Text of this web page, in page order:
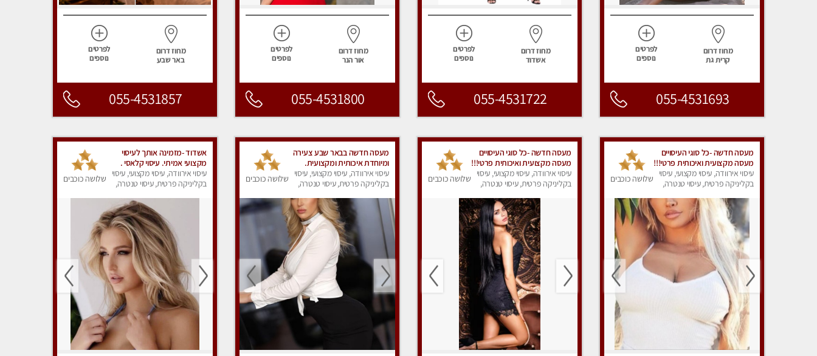
מחוז דרום
קרית גת
לפרטים
נוספים
055-4531693
מחוז דרום
אשדוד
לפרטים
נוספים
055-4531722
מחוז דרום
אור הנר
לפרטים
נוספים
055-4531800
מחוז דרום
באר שבע
לפרטים
נוספים
055-4531857
מעסה חדשה -כל סוגי העיסויים
מעסה מקצועית ואיכותית פרטי!!!
מומלץ לחלוטין!!
עיסוי אירוודה, עיסוי מקצועי, עיסוי
בקליניקה פרטית, עיסוי טנטרה,
שלושה כוכבים
מעסה חדשה -כל סוגי העיסויים
מעסה מקצועית ואיכותית פרטי!!!
מומלץ לחלוטין!!
עיסוי אירוודה, עיסוי מקצועי, עיסוי
בקליניקה פרטית, עיסוי טנטרה,
שלושה כוכבים
מעסה חדשה בבאר שבע צעירה
ומיוחדת איכותית ומקצועית.
עיסוי אירוודה, עיסוי מקצועי, עיסוי
בקליניקה פרטית, עיסוי טנטרה,
שלושה כוכבים
אשדוד -מזמינה אותך לעיסוי
מקצועי אמיתי. עיסוי קלאסי .
עיסוי אירוודה, עיסוי מקצועי, עיסוי
בקליניקה פרטית, עיסוי טנטרה,
שלושה כוכבים